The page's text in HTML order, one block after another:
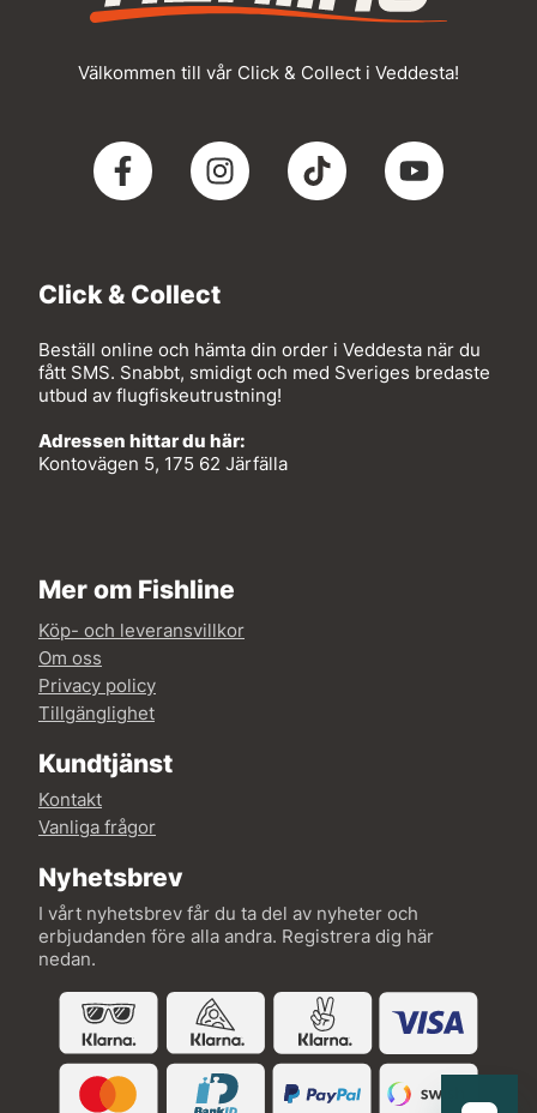
Välkommen till vår Click & Collect i Veddesta!
Click & Collect
Beställ online och hämta din order i Veddesta när du
fått SMS. Snabbt, smidigt och med Sveriges bredaste
utbud av flugfiskeutrustning!
Adressen hittar du här:
Kontovägen 5, 175 62 Järfälla
Mer om Fishline
Köp- och leveransvillkor
Om oss
Privacy policy
Tillgänglighet
Kundtjänst
Kontakt
Vanliga frågor
Nyhetsbrev
I vårt nyhetsbrev får du ta del av nyheter och
erbjudanden före alla andra. Registrera dig här
nedan.